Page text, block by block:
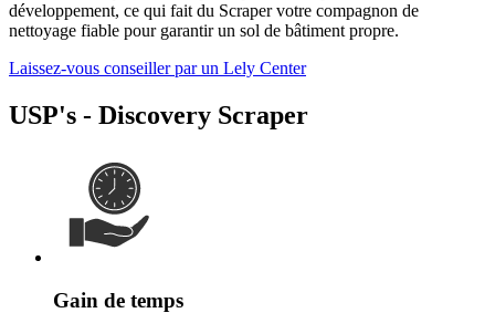
développement, ce qui fait du Scraper votre compagnon de
nettoyage fiable pour garantir un sol de bâtiment propre.
Laissez-vous conseiller par un Lely Center
USP's - Discovery Scraper
Gain de temps